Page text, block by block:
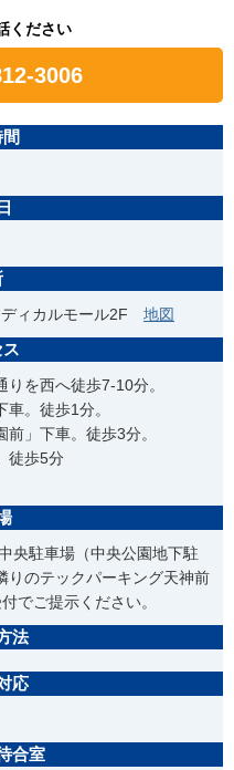
ください
3006
ィカルモール2F 地図
りを西へ徒歩7-10分。
。徒歩1分。
」下車。徒歩3分。
徒歩5分
央駐車場（中央公園地下駐
りのテックパーキング天神前
でご提示ください。
法
応
合室